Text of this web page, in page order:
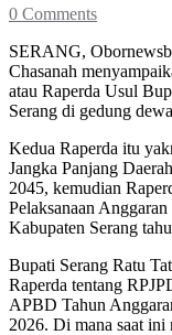
0 Comments
SERANG,
Chasanah
atau Raperda Usul
Serang di gedung
Kedua Raperda itu
Jangka Panjang
2045, kemudian
Pelaksanaan
Kabupaten Serang
Bupati Serang Ratu
Raperda tentang
APBD Tahun
2026. Di mana saat ini